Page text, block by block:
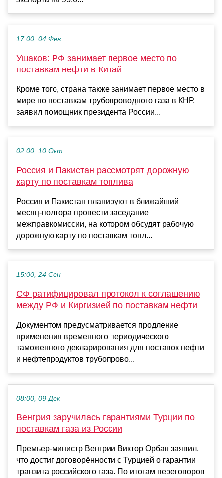
17:00, 04 Фев
Ушаков: РФ занимает первое место по
поставкам нефти в Китай
Кроме того, страна также занимает первое место в
мире по поставкам трубопроводного газа в КНР,
заявил помощник президента России...
02:00, 10 Окт
Россия и Пакистан рассмотрят дорожную
карту по поставкам топлива
Россия и Пакистан планируют в ближайший
месяц-полтора провести заседание
межправкомиссии, на котором обсудят рабочую
дорожную карту по поставкам топл...
15:00, 24 Сен
СФ ратифицировал протокол к соглашению
между РФ и Киргизией по поставкам нефти
Документом предусматривается продление
применения временного периодического
таможенного декларирования для поставок нефти
и нефтепродуктов трубопрово...
08:00, 09 Дек
Венгрия заручилась гарантиями Турции по
поставкам газа из России
Премьер-министр Венгрии Виктор Орбан заявил,
что достиг договорённости с Турцией о гарантии
транзита российского газа. По итогам переговоров